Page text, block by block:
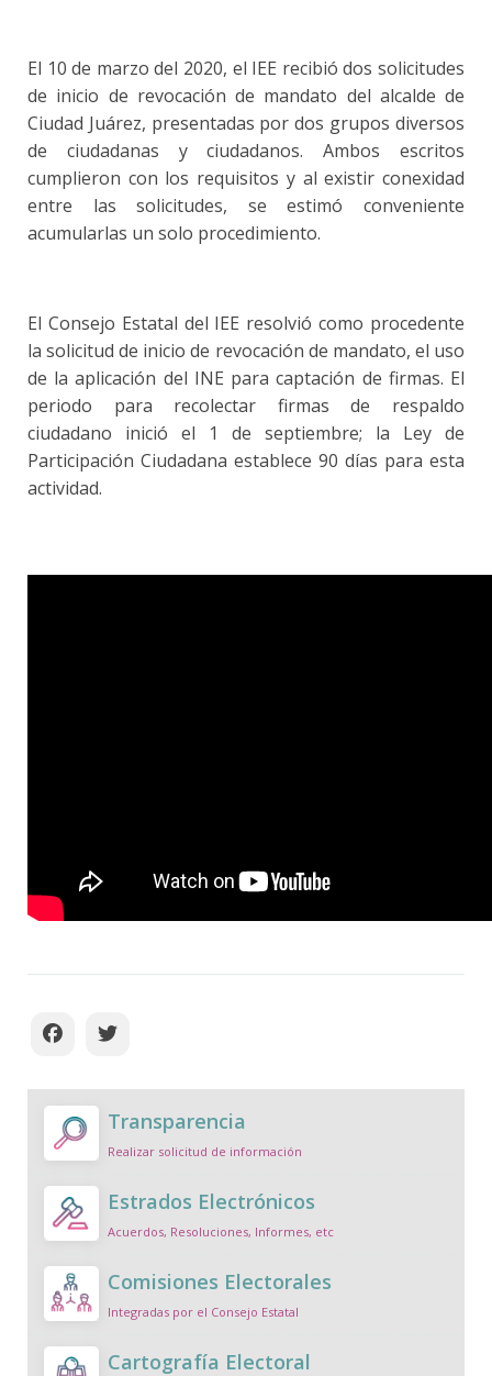
El 10 de marzo del 2020, el IEE recibió dos solicitudes
de inicio de revocación de mandato del alcalde de
Ciudad Juárez, presentadas por dos grupos diversos
de ciudadanas y ciudadanos. Ambos escritos
cumplieron con los requisitos y al existir conexidad
entre las solicitudes, se estimó conveniente
acumularlas un solo procedimiento.
El Consejo Estatal del IEE resolvió como procedente
la solicitud de inicio de revocación de mandato, el uso
de la aplicación del INE para captación de firmas. El
periodo para recolectar firmas de respaldo
ciudadano inició el 1 de septiembre; la Ley de
Participación Ciudadana establece 90 días para esta
actividad.
Transparencia
Realizar solicitud de información
Estrados Electrónicos
Acuerdos, Resoluciones, Informes, etc
Comisiones Electorales
Integradas por el Consejo Estatal
Cartografía Electoral